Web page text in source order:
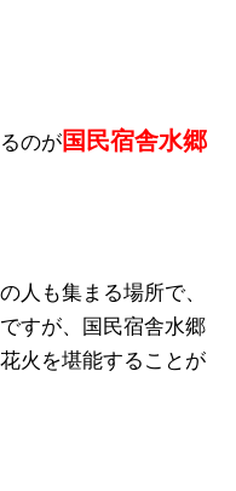
のが国民宿舎水郷
人も集まる場所で、
すが、国民宿舎水郷
火を堪能することが